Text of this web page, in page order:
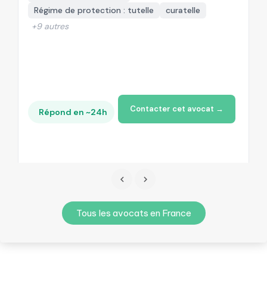
Régime de protection : tutelle
curatelle
+9 autres
Répond en ~24h Contacter cet avocat →
Tous les avocats en France